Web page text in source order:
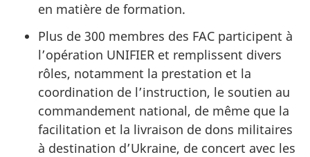
en matière de formation.
Plus de 300 membres des FAC participent à
l’opération UNIFIER et remplissent divers
rôles, notamment la prestation et la
coordination de l’instruction, le soutien au
commandement national, de même que la
facilitation et la livraison de dons militaires
à destination d’Ukraine, de concert avec les